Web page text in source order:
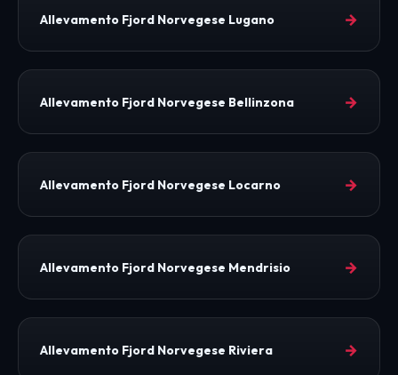
Allevamento Fjord Norvegese Lugano →
Allevamento Fjord Norvegese Bellinzona →
Allevamento Fjord Norvegese Locarno →
Allevamento Fjord Norvegese Mendrisio →
Allevamento Fjord Norvegese Riviera →